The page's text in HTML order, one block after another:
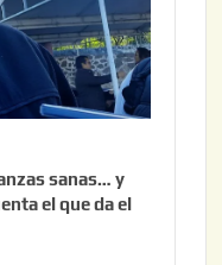
sanas… y
el que da el